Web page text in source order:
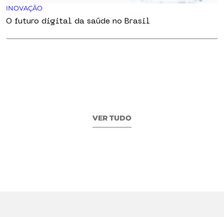
INOVAÇÃO
O futuro digital da saúde no Brasil
VER TUDO